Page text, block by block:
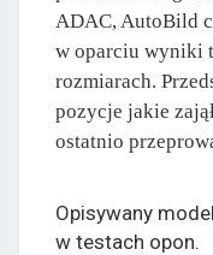
ADAC, AutoBild
w oparciu wyniki
rozmiarach.
pozycje jakie
ostatnio
Opisywany
w testach opon.